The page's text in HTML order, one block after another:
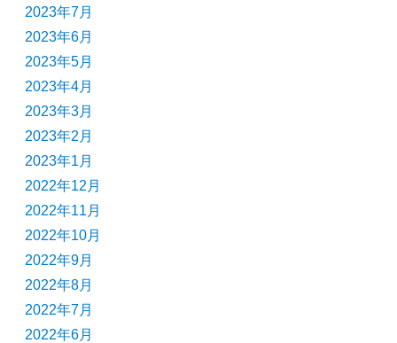
2023年7月
2023年6月
2023年5月
2023年4月
2023年3月
2023年2月
2023年1月
2022年12月
2022年11月
2022年10月
2022年9月
2022年8月
2022年7月
2022年6月